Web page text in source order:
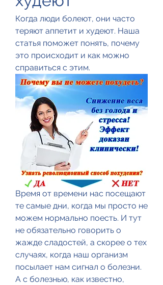
Когда люди болеют, они часто
теряют аппетит и худеют. Наша
статья поможет понять, почему
это происходит и как можно
справиться с этим.
Время от времени нас посещают
те самые дни, когда мы просто не
можем нормально поесть. И тут
не обязательно говорить о
жажде сладостей, а скорее о тех
случаях, когда наш организм
посылает нам сигнал о болезни.
А с болезнью, как известно,